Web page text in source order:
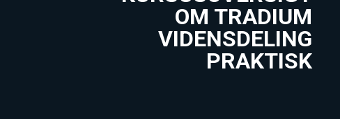
OM TRADIUM
VIDENSDELING
PRAKTISK